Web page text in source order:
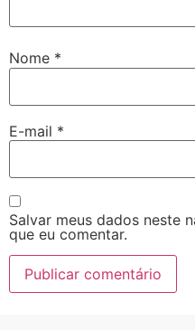
Nome *
E-mail *
Salvar meus dados neste
que eu comentar.